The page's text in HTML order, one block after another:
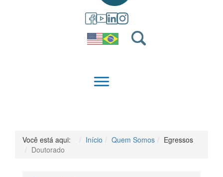
QUEM SOMOS
Você está aqui: Início Quem Somos
Egressos
Doutorado